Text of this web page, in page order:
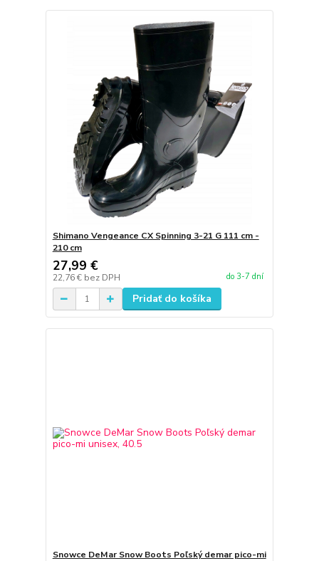
Shimano Vengeance CX Spinning 3-21 G 111 cm -
210 cm
27,99 €
22,76 € bez DPH do 3-7 dní
Pridať do košíka
Snowce DeMar Snow Boots Poľský demar pico-mi